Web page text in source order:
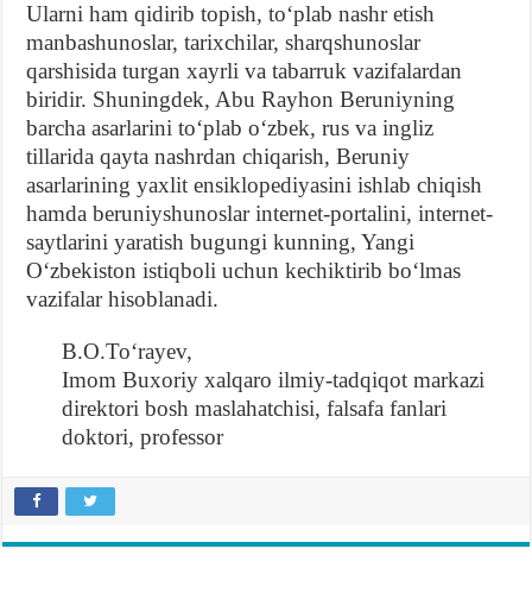
Ularni ham qidirib topish, toʻplab nashr etish
manbashunoslar, tarixchilar, sharqshunoslar
qarshisida turgan xayrli va tabarruk vazifalardan
biridir. Shuningdek, Abu Rayhon Beruniyning
barcha asarlarini toʻplab oʻzbek, rus va ingliz
tillarida qayta nashrdan chiqarish, Beruniy
asarlarining yaxlit ensiklopediyasini ishlab chiqish
hamda beruniyshunoslar internet-portalini, internet-
saytlarini yaratish bugungi kunning, Yangi
Oʻzbekiston istiqboli uchun kechiktirib boʻlmas
vazifalar hisoblanadi.
B.O.Toʻrayev,
Imom Buxoriy xalqaro ilmiy-tadqiqot markazi
direktori bosh maslahatchisi, falsafa fanlari
doktori, professor